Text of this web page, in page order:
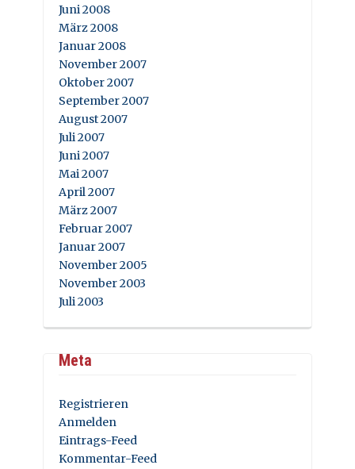
Juni 2008
März 2008
Januar 2008
November 2007
Oktober 2007
September 2007
August 2007
Juli 2007
Juni 2007
Mai 2007
April 2007
März 2007
Februar 2007
Januar 2007
November 2005
November 2003
Juli 2003
Meta
Registrieren
Anmelden
Eintrags-Feed
Kommentar-Feed